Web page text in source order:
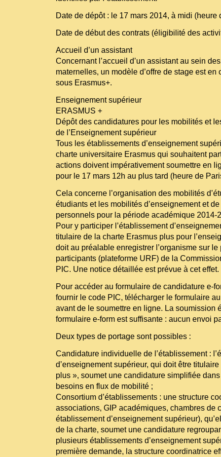
Date de dépôt : le 17 mars 2014, à midi (heure
Date de début des contrats (éligibilité des
Accueil d’un assistant
Concernant l’accueil d’un assistant au sein
maternelles, un modèle d’offre de stage est en
sous Erasmus+.
Enseignement supérieur
ERASMUS +
Dépôt des candidatures pour les mobilités et
de l’Enseignement supérieur
Tous les établissements d’enseignement
charte universitaire Erasmus qui souhaitent
actions doivent impérativement soumettre en
pour le 17 mars 12h au plus tard (heure de
Cela concerne l’organisation des mobilités
étudiants et les mobilités d’enseignement et
personnels pour la période académique 2014-
Pour y participer l’établissement
titulaire de la charte Erasmus plus pour
doit au préalable enregistrer l’organisme sur
participants (plateforme URF) de la
PIC. Une notice détaillée est prévue à cet effet.
Pour accéder au formulaire de candidature e-
fournir le code PIC, télécharger le formulaire
avant de le soumettre en ligne. La soumission
formulaire e-form est suffisante : aucun envoi
Deux types de portage sont possibles :
Candidature individuelle de l’établissement :
d’enseignement supérieur, qui doit être
plus », soumet une candidature simplifiée
besoins en flux de mobilité ;
Consortium d’établissements : une structure
associations, GIP académiques, chambres de
établissement d’enseignement supérieur),
de la charte, soumet une candidature
plusieurs établissements d’enseignement
première demande, la structure coordinatrice